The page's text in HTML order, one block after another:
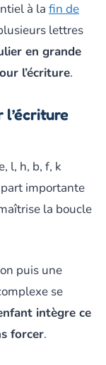
à la fin de
lettres
en grande
l’écriture.
l, h, b, f, k
importante
la boucle
puis une
se
intègre ce
forcer.